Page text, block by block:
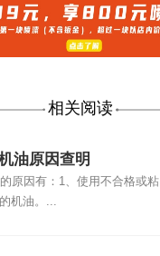
相关阅读
油原因查明
原因有：1、使用不合格或粘
机油。...